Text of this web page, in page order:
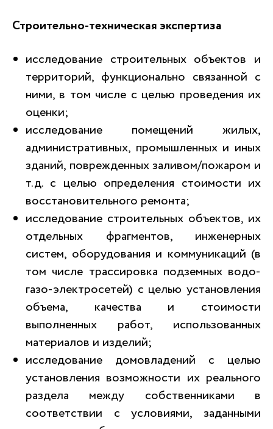
Строительно-техническая экспертиза
исследование строительных объектов и
территорий, функционально связанной с
ними, в том числе с целью проведения их
оценки;
исследование помещений жилых,
административных, промышленных и иных
зданий, поврежденных заливом/пожаром и
т.д. с целью определения стоимости их
восстановительного ремонта;
исследование строительных объектов, их
отдельных фрагментов, инженерных
систем, оборудования и коммуникаций (в
том числе трассировка подземных водо-
газо-электросетей) с целью установления
объема, качества и стоимости
выполненных работ, использованных
материалов и изделий;
исследование домовладений с целью
установления возможности их реального
раздела между собственниками в
соответствии с условиями, заданными